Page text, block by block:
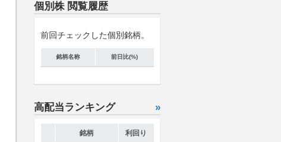
個別株 閲覧履歴
前回チェックした個別銘柄。
銘柄名称 前日比(%)
高配当ランキング »
銘柄 利回り